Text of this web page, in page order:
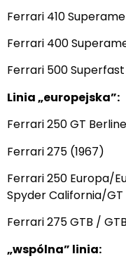
Ferrari 410
Ferrari 400
Ferrari 500
Linia „europejska”:
Ferrari 250 GT
Ferrari 275 (1967)
Ferrari 250 Europa/
Spyder California/GT
Ferrari 275 GTB /
„wspólna” linia: